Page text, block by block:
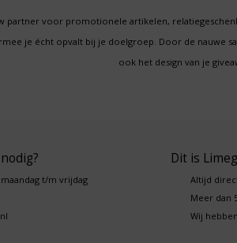
partner voor promotionele artikelen,
je écht opvalt bij je doelgroep. Door de nauwe
ook het design van je
t/m vrijdag
Dit is
Altijd
Meer dan
Wij